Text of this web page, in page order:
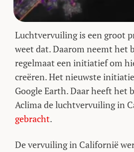
Luchtvervuiling is een groot
weet dat. Daarom neemt het
regelmaat een initiatief om
creëren. Het nieuwste
Google Earth. Daar heeft het
Aclima de luchtvervuiling in
gebracht.
De vervuiling in Californië